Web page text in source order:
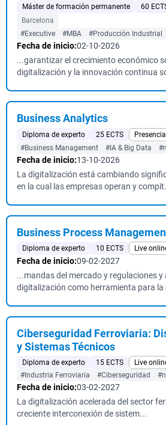
Máster de formación permanente 60
Barcelona
#Executive
#MBA #Producción Industrial
Fecha de inicio:02-10-2026
...garantizar el crecimiento económico
digitalización y la innovación continua
Business Analytics
Diploma de experto 25 ECTS Presencial
#Business Management
#IA & Big Data
Fecha de inicio:13-10-2026
La digitalización está cambiando
en la cual las empresas operan y
Business Process
Diploma de experto 10 ECTS Live
Fecha de inicio:09-02-2027
...mandas del mercado y regulaciones y
digitalización como herramienta para la
Ciberseguridad Ferroviaria:
y Sistemas Técnicos
Diploma de experto 15 ECTS
Live
#Industria Ferroviaria
#Ciberseguridad
Fecha de inicio:03-02-2027
La digitalización acelerada del sector
creciente interconexión de sistem...